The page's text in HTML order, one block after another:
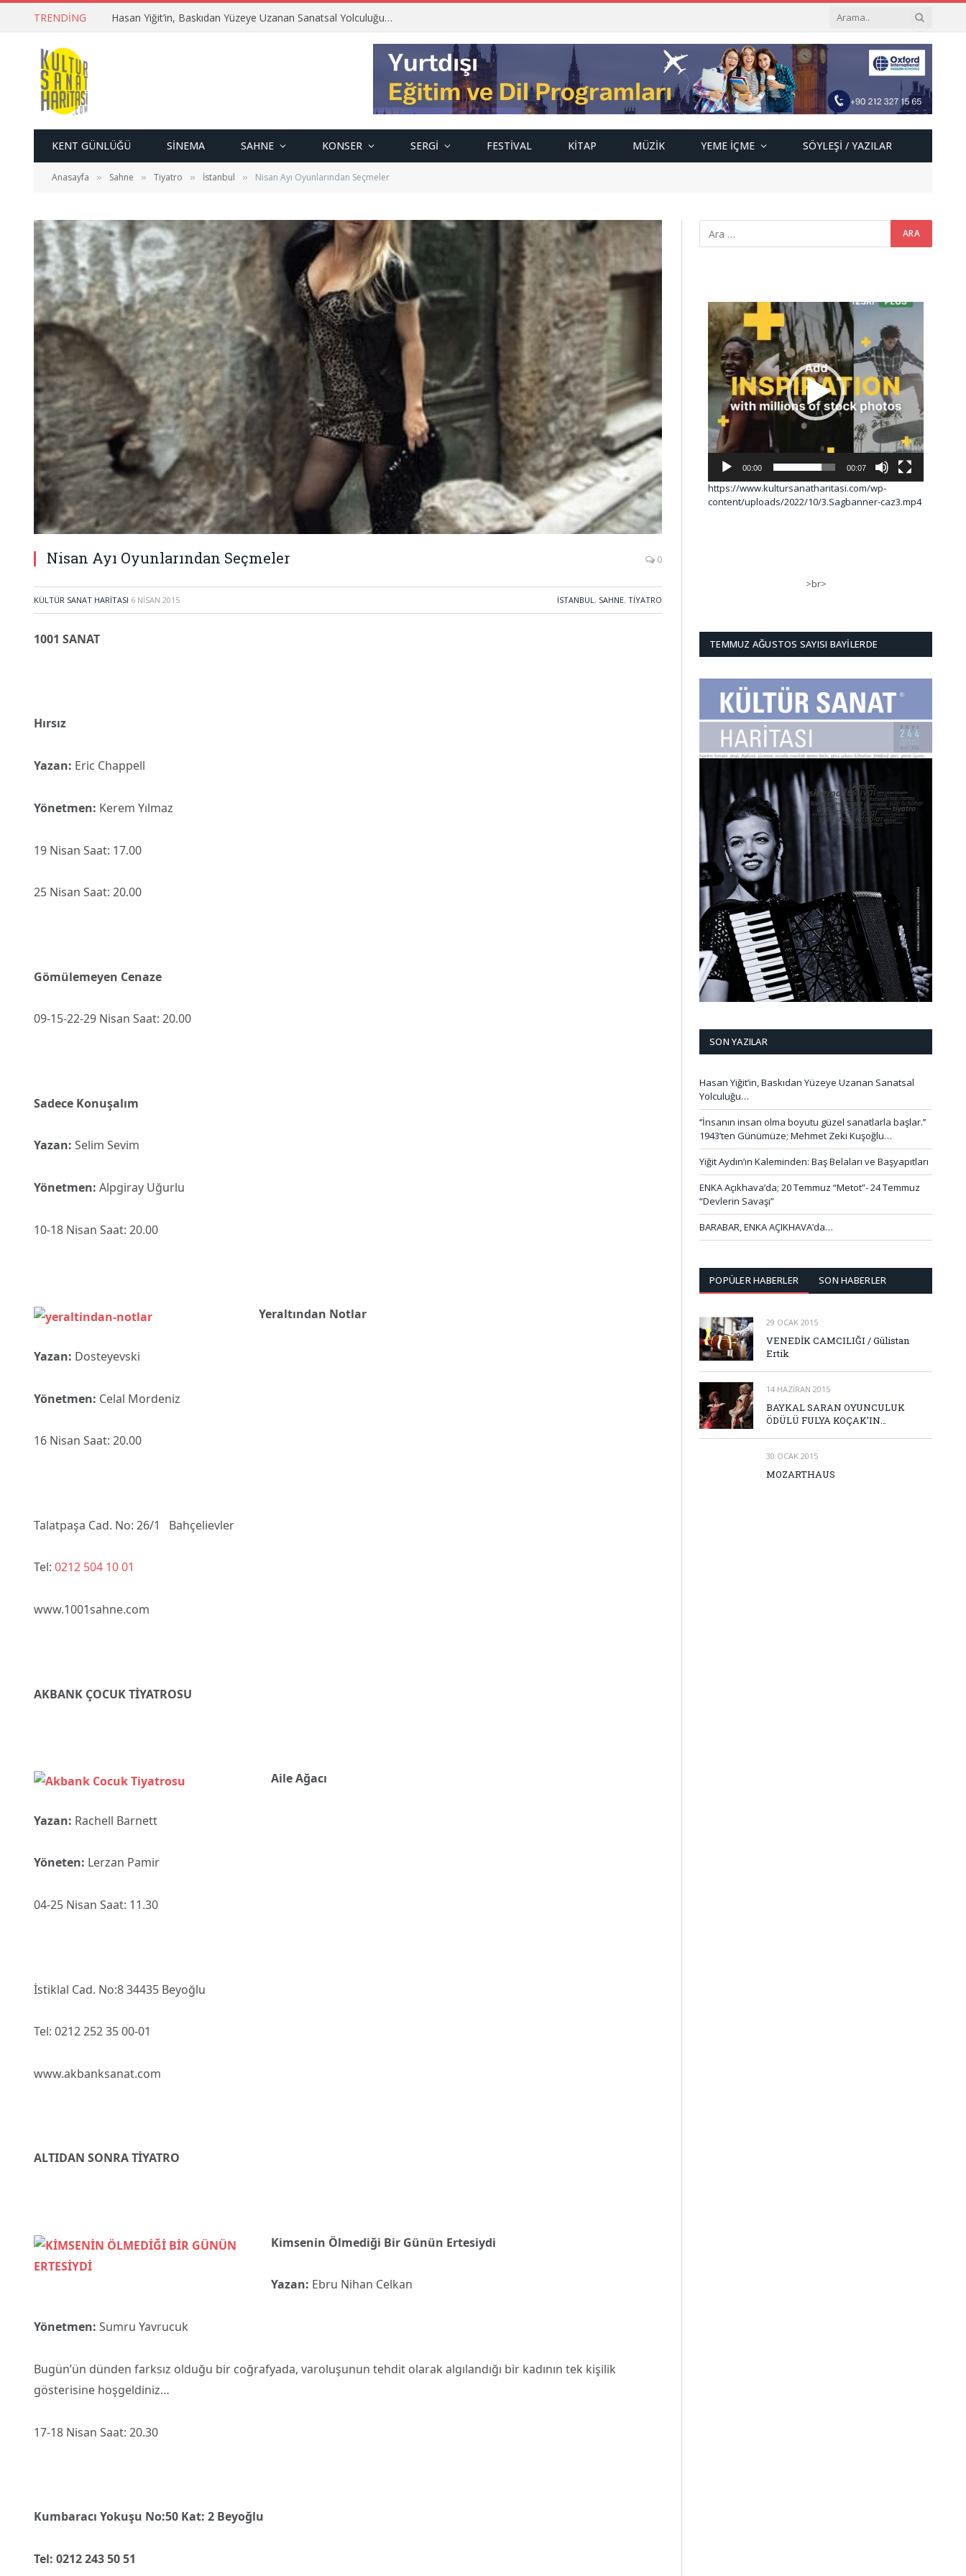
TRENDING Hasan Yiğit’in, Baskıdan Yüzeye Uzanan Sanatsal Yolculuğu…
KENT GÜNLÜĞÜ SINEMA SAHNE KONSER SERGI FESTIVAL KITAP MÜZIK YEME İÇME SÖYLEŞI / YAZILAR
Anasayfa » Sahne » Tiyatro » İstanbul » Nisan Ayı Oyunlarından Seçmeler
Nisan Ayı Oyunlarından Seçmeler 0
KÜLTÜR SANAT HARITASI 6 NISAN 2015 İSTANBUL, SAHNE, TIYATRO
1001 SANAT
Hırsız
Yazan: Eric Chappell
Yönetmen: Kerem Yılmaz
19 Nisan Saat: 17.00
25 Nisan Saat: 20.00
Gömülemeyen Cenaze
09-15-22-29 Nisan Saat: 20.00
Sadece Konuşalım
Yazan: Selim Sevim
Yönetmen: Alpgiray Uğurlu
10-18 Nisan Saat: 20.00
Yeraltından Notlar
Yazan: Dosteyevski
Yönetmen: Celal Mordeniz
16 Nisan Saat: 20.00
Talatpaşa Cad. No: 26/1 Bahçelievler
Tel: 0212 504 10 01
www.1001sahne.com
AKBANK ÇOCUK TİYATROSU
Aile Ağacı
Yazan: Rachell Barnett
Yöneten: Lerzan Pamir
04-25 Nisan Saat: 11.30
İstiklal Cad. No:8 34435 Beyoğlu
Tel: 0212 252 35 00-01
www.akbanksanat.com
ALTIDAN SONRA TİYATRO
Kimsenin Ölmediği Bir Günün Ertesiydi
Yazan: Ebru Nihan Celkan
Yönetmen: Sumru Yavrucuk
Bugün’ün dünden farksız olduğu bir coğrafyada, varoluşunun tehdit olarak algılandığı bir kadının tek kişilik
gösterisine hoşgeldiniz…
17-18 Nisan Saat: 20.30
Kumbaracı Yokuşu No:50 Kat: 2 Beyoğlu
Tel: 0212 243 50 51
Video
oynatıcı
00:00 00:07
https://www.kultursanatharitasi.com/wp-
content/uploads/2022/10/3.Sagbanner-caz3.mp4
>br>
TEMMUZ AĞUSTOS SAYISI BAYILERDE
SON YAZILAR
Hasan Yiğit’in, Baskıdan Yüzeye Uzanan Sanatsal
Yolculuğu…
‘’İnsanın insan olma boyutu güzel sanatlarla başlar.’’
1943’ten Günümüze; Mehmet Zeki Kuşoğlu…
Yiğit Aydın’ın Kaleminden: Baş Belaları ve Başyapıtları
ENKA Açıkhava’da; 20 Temmuz “Metot”- 24 Temmuz
“Devlerin Savaşı”
BARABAR, ENKA AÇIKHAVA’da…
POPÜLER HABERLER SON HABERLER
29 OCAK 2015
VENEDİK CAMCILIĞI / Gülistan
Ertik
14 HAZIRAN 2015
BAYKAL SARAN OYUNCULUK
ÖDÜLÜ FULYA KOÇAK’IN…
30 OCAK 2015
MOZARTHAUS